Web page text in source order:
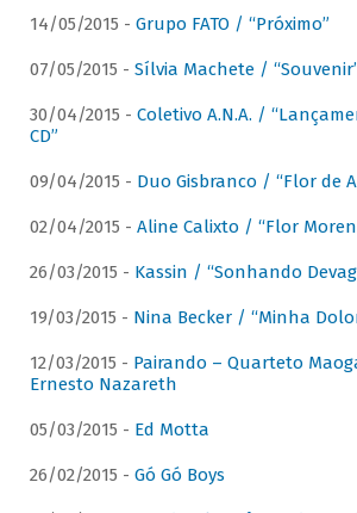
14/05/2015 - Grupo FATO / “Próximo”
07/05/2015 - Sílvia Machete /
30/04/2015 - Coletivo A.N.A. /
CD”
09/04/2015 - Duo Gisbranco / “Flor de
02/04/2015 - Aline Calixto / “Flor
26/03/2015 - Kassin / “Sonhando
19/03/2015 - Nina Becker / “Minha
12/03/2015 - Pairando – Quarteto
Ernesto Nazareth
05/03/2015 - Ed Motta
26/02/2015 - Gó Gó Boys